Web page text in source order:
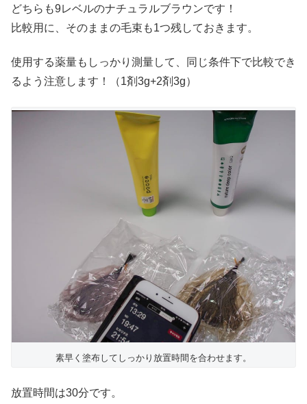
どちらも9レベルのナチュラルブラウンです！
比較用に、そのままの毛束も1つ残しておきます。
使用する薬量もしっかり測量して、同じ条件下で比較でき
るよう注意します！（1剤3g+2剤3g）
素早く塗布してしっかり放置時間を合わせます。
放置時間は30分です。